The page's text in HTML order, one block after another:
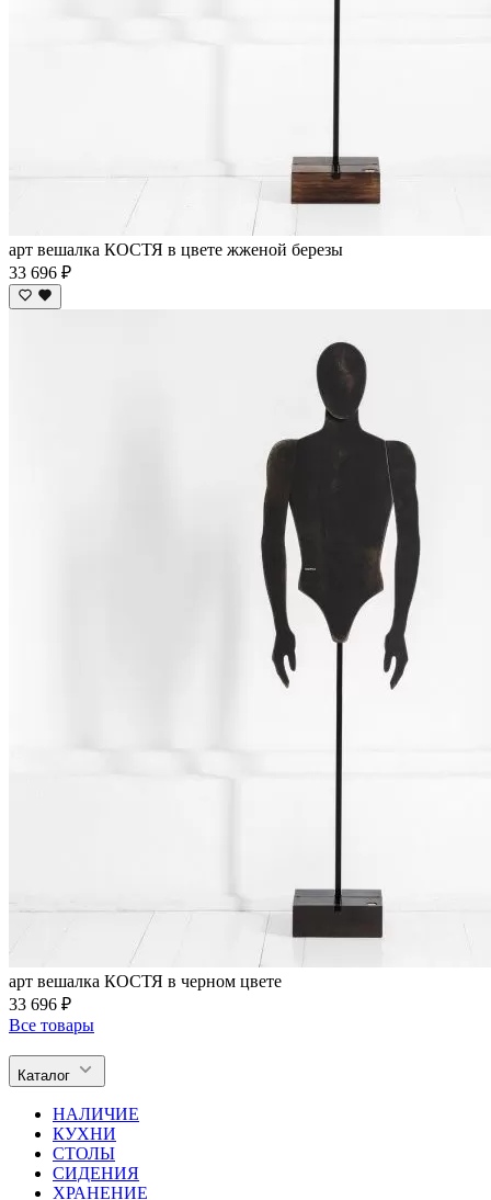
арт вешалка КОСТЯ в цвете жженой березы
33 696 ₽
арт вешалка КОСТЯ в черном цвете
33 696 ₽
Все товары
Каталог
НАЛИЧИЕ
КУХНИ
СТОЛЫ
СИДЕНИЯ
ХРАНЕНИЕ